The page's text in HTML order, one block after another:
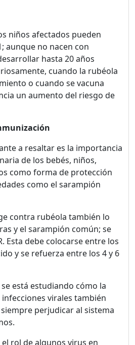
niños afectados pueden
aunque no nacen con
hasta 20 años
cuando la rubéola
o cuando se vacuna
un aumento del riesgo de
a resaltar es la importancia
de los bebés, niños,
como forma de protección
como el sarampión
contra rubéola también lo
y el sarampión común; se
Esta debe colocarse entre los
y se refuerza entre los 4 y 6
está estudiando cómo la
virales también
perjudicar al sistema
rol de algunos virus en
sitio web utiliza
para garantizar
más sobre las cookies
del foro sin